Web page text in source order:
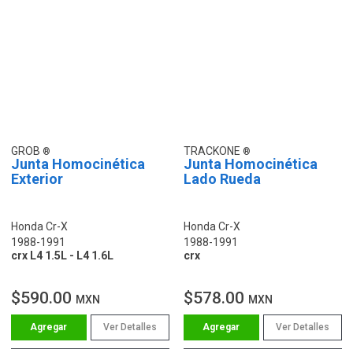
GROB
Junta Homocinética
Exterior
Honda Cr-X
1988-1991
crx L4 1.5L - L4 1.6L
$590.00 MXN
Ver Detalles
TRACKONE
Junta Homocinética
Lado Rueda
Honda Cr-X
1988-1991
crx
$578.00 MXN
Ver Detalles